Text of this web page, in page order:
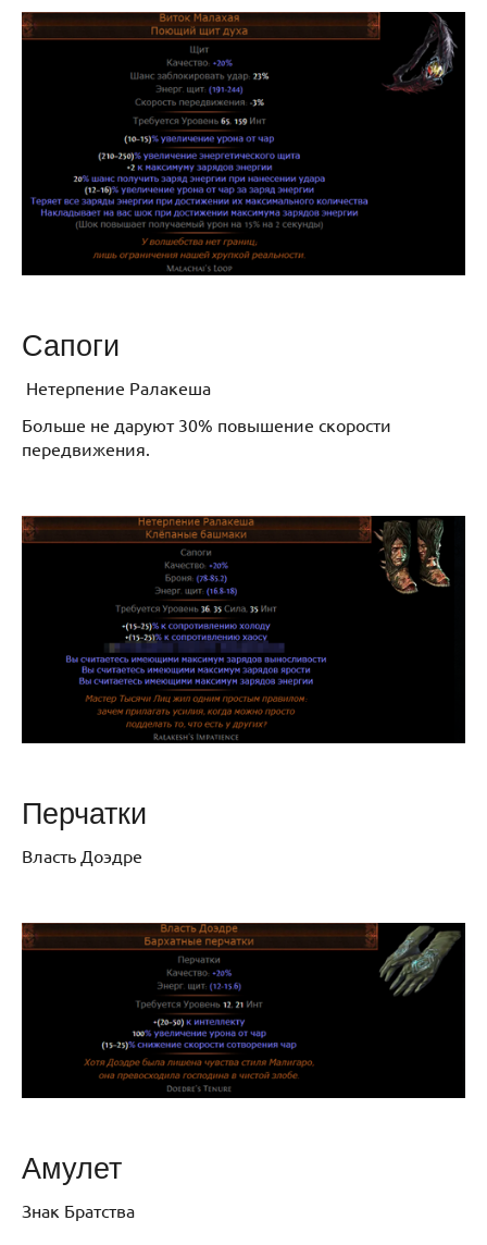
Сапоги
Нетерпение Ралакеша
Больше не даруют 30% повышение скорости
передвижения.
Перчатки
Власть Доэдре
Амулет
Знак Братства